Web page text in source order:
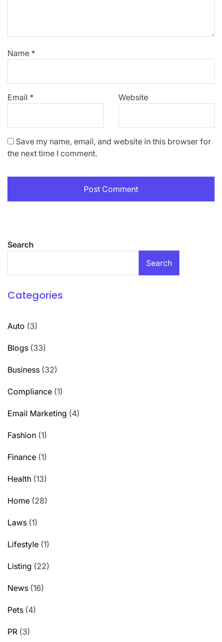
Name *
Email * Website
Save my name, email, and website in this browser for
the next time I comment.
Search
Search
Categories
Auto (3)
Blogs (33)
Business (32)
Compliance (1)
Email Marketing (4)
Fashion (1)
Finance (1)
Health (13)
Home (28)
Laws (1)
Lifestyle (1)
Listing (22)
News (16)
Pets (4)
PR (3)